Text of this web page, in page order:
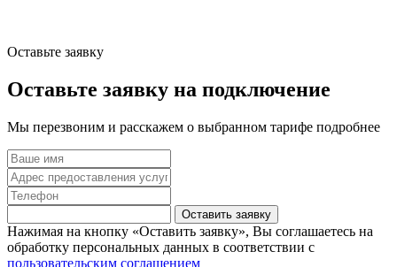
Оставьте заявку
Оставьте заявку на подключение
Мы перезвоним и расскажем о выбранном тарифе подробнее
Оставить заявку
Нажимая на кнопку «Оставить заявку», Вы соглашаетесь на
обработку персональных данных в соответствии с
пользовательским соглашением